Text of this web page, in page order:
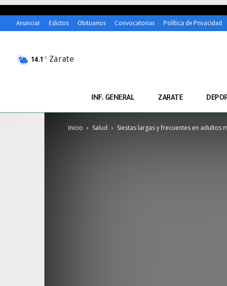
Anunciar Edictos Obituarios Convocatorias Política de Privacidad
14.1 C Zárate
INF. GENERAL ZARATE
Inicio Salud Siestas largas y frecuentes en adultos